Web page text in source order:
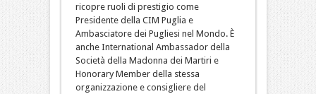
ricopre ruoli di prestigio come
Presidente della CIM Puglia e
Ambasciatore dei Pugliesi nel Mondo. È
anche International Ambassador della
Società della Madonna dei Martiri e
Honorary Member della stessa
organizzazione e consigliere del